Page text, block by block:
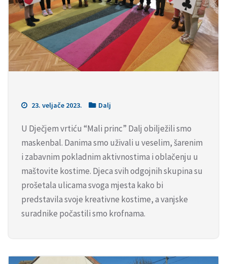
23. veljače 2023. Dalj
U Dječjem vrtiću “Mali princ” Dalj obilježili smo
maskenbal. Danima smo uživali u veselim, šarenim
i zabavnim pokladnim aktivnostima i oblačenju u
maštovite kostime. Djeca svih odgojnih skupina su
prošetala ulicama svoga mjesta kako bi
predstavila svoje kreativne kostime, a vanjske
suradnike počastili smo krofnama.